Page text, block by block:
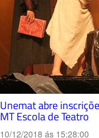
Unemat abre
MT Escola de Teatro
10/12/2018 ás 15:28:00